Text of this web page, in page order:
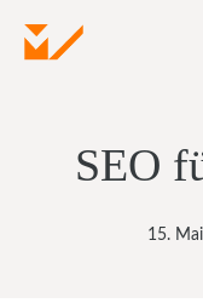
Inhalt
SEO
15.